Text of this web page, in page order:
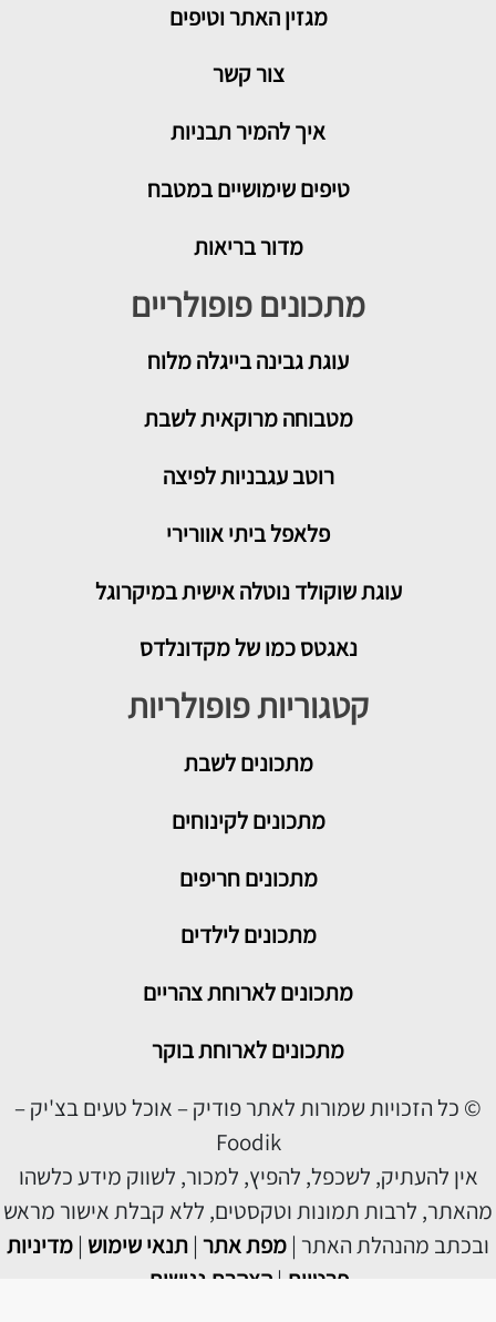
מגזין האתר וטיפים
צור קשר
איך להמיר תבניות
טיפים שימושיים במטבח
מדור בריאות
מתכונים פופולריים
עוגת גבינה בייגלה מלוח
מטבוחה מרוקאית לשבת
רוטב עגבניות לפיצה
פלאפל ביתי אוורירי
עוגת שוקולד נוטלה אישית במיקרוגל
נאגטס כמו של מקדונלדס
קטגוריות פופולריות
מתכוניםלשבת
מתכונים לקינוחים
מתכונים חריפים
מתכונים לילדים
מתכונים לארוחת צהריים
מתכונים לארוחת בוקר
© כל הזכויות שמורות לאתר פודיק – אוכל טעים בצ'יק –
Foodik
אין להעתיק, לשכפל, להפיץ, למכור, לשווק מידע כלשהו
מהאתר, לרבות תמונות וטקסטים, ללא קבלת אישור מראש
ובכתב מהנהלת האתר | מפת אתר | תנאי שימוש | מדיניות
פרטיות |הצהרת נגישות